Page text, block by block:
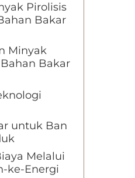
Pirolisis
Bakar
Minyak
Bakar
untuk Ban
Melalui
ke-Energi